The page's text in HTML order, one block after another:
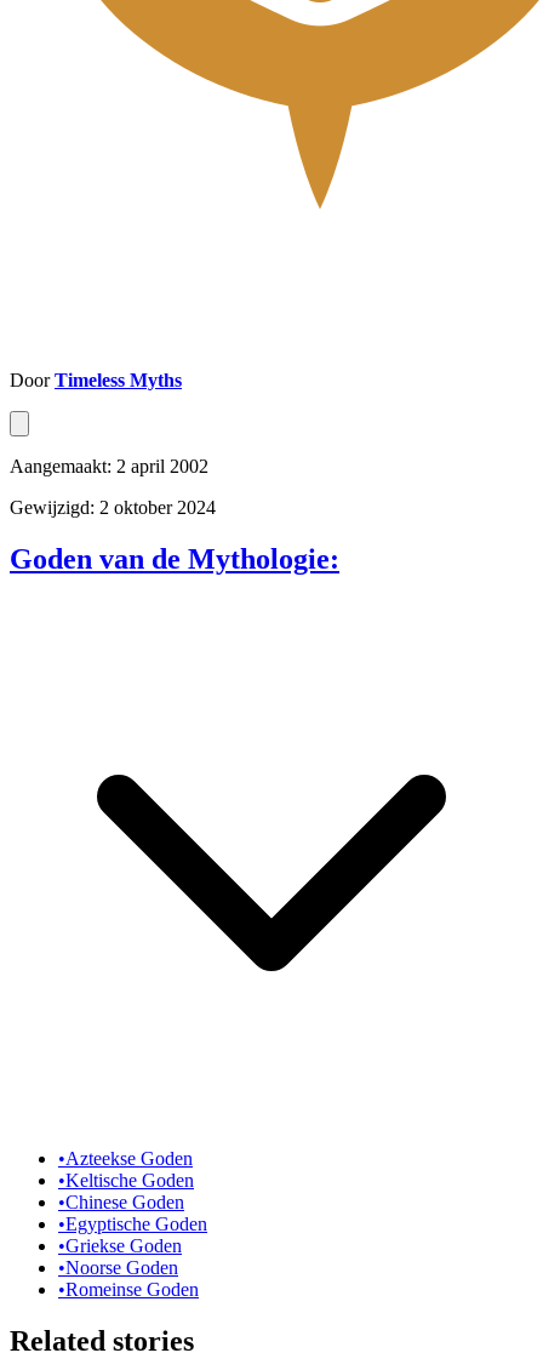
DoorTimeless Myths
Aangemaakt: 2 april 2002
Gewijzigd: 2 oktober 2024
Goden van de Mythologie:
•Azteekse Goden
•Keltische Goden
•Chinese Goden
•Egyptische Goden
•Griekse Goden
•Noorse Goden
•Romeinse Goden
Related stories